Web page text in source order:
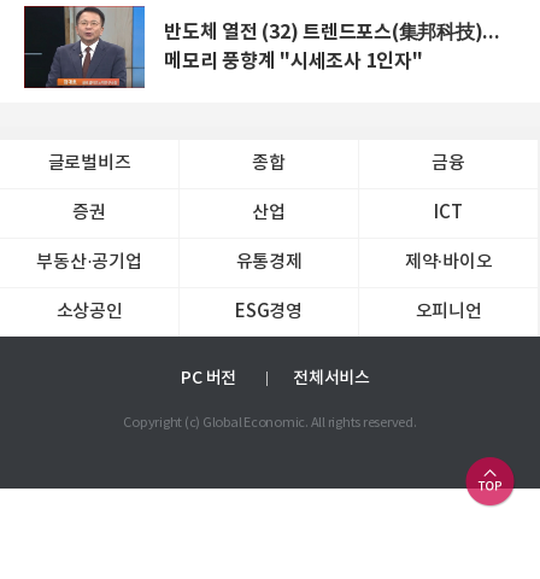
반도체 열전 (32) 트렌드포스(集邦科技)...
메모리 풍향계 "시세조사 1인자"
글로벌비즈 종합 금융
증권 산업 ICT
부동산·공기업 유통경제 제약∙바이오
소상공인 ESG경영 오피니언
PC 버전 전체서비스
Copyright (c) Global Economic. All rights reserved.